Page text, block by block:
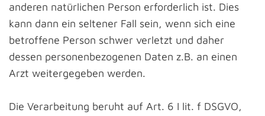
anderen natürlichen Person erforderlich ist. Dies
kann dann ein seltener Fall sein, wenn sich eine
betroffene Person schwer verletzt und daher
dessen personenbezogenen Daten z.B. an einen
Arzt weitergegeben werden.
Die Verarbeitung beruht auf Art. 6 I lit. f DSGVO,